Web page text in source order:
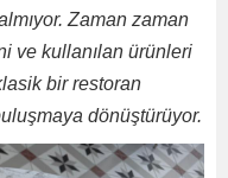
Zaman zaman
ve kullanılan ürünleri
bir restoran
dönüştürüyor.